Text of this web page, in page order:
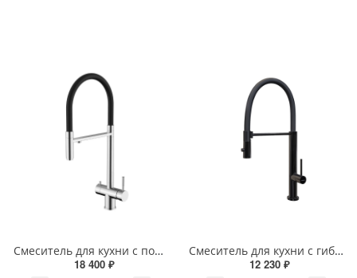
Смеситель для кухни с подключением фильтра Knotlor INFINITY SS-16 сатин
18 400 ₽
Смеситель для кухни с гибким изливом и режимом душ Knotlor БЕСКОНЕЧНОСТЬ SS-17/BL черный
12 230 ₽